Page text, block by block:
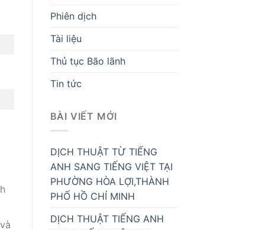
Phiên dịch
Tài liệu
Thủ tục Bão lãnh
Tin tức
BÀI VIẾT MỚI
DỊCH THUẬT TỪ TIẾNG
ANH SANG TIẾNG VIỆT TẠI
PHƯỜNG HÒA LỢI,THÀNH
PHỐ HỒ CHÍ MINH
DỊCH THUẬT TIẾNG ANH